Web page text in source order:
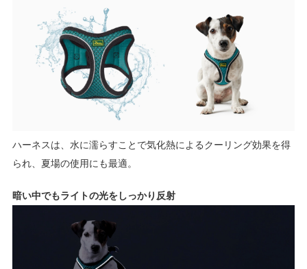
ハーネスは、水に濡らすことで気化熱によるクーリング効果を得
られ、夏場の使用にも最適。
暗い中でもライトの光をしっかり反射